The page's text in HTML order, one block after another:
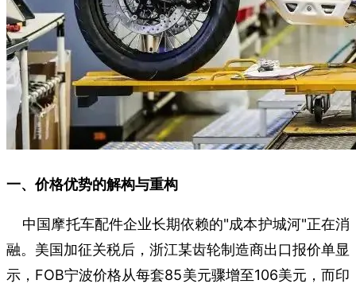
一、价格优势的解构与重构
中国摩托车配件企业长期依赖的"成本护城河"正在消
融。美国加征关税后，浙江某齿轮制造商出口报价单显
示，FOB宁波价格从每套85美元骤增至106美元，而印